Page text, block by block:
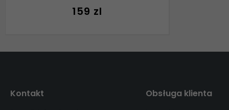
159 zl
Kontakt Obsługa klienta